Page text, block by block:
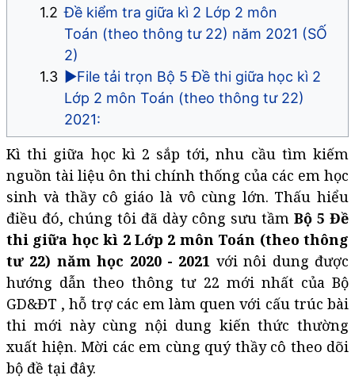
Đề kiểm tra giữa kì 2 Lớp 2 môn
Toán (theo thông tư 22) năm 2021 (SỐ
2)
►File tải trọn Bộ 5 Đề thi giữa học kì 2
Lớp 2 môn Toán (theo thông tư 22)
2021:
Kì thi giữa học kì 2 sắp tới, nhu cầu tìm kiếm
nguồn tài liệu ôn thi chính thống của các em học
sinh và thầy cô giáo là vô cùng lớn. Thấu hiểu
điều đó, chúng tôi đã dày công sưu tầm Bộ 5 Đề
thi giữa học kì 2 Lớp 2 môn Toán (theo thông
tư 22) năm học 2020 - 2021 với nôi dung được
hướng dẫn theo thông tư 22 mới nhất của Bộ
GD&ĐT , hỗ trợ các em làm quen với cấu trúc bài
thi mới này cùng nội dung kiến thức thường
xuất hiện. Mời các em cùng quý thầy cô theo dõi
bộ đề tại đây.